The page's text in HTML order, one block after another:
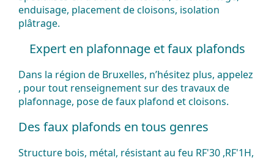
enduisage, placement de cloisons, isolation
plâtrage.
Expert en plafonnage et faux plafonds
Dans la région de Bruxelles, n’hésitez plus, appelez
, pour tout renseignement sur des travaux de
plafonnage, pose de faux plafond et cloisons.
Des faux plafonds en tous genres
Structure bois, métal, résistant au feu RF'30 ,RF'1H,